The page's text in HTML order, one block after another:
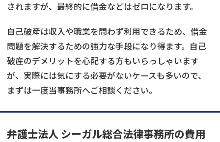
されますが、最終的に借金などはゼロになります。
自己破産は収入や職業を問わず利用できるため、借金
問題を解決するための強力な手段になり得ます。自己
破産のデメリットを心配する方もいらっしゃいます
が、実際には気にする必要がないケースも多いので、
まずは一度当事務所へご相談ください。
弁護士法人 シーガル総合法律事務所の費用